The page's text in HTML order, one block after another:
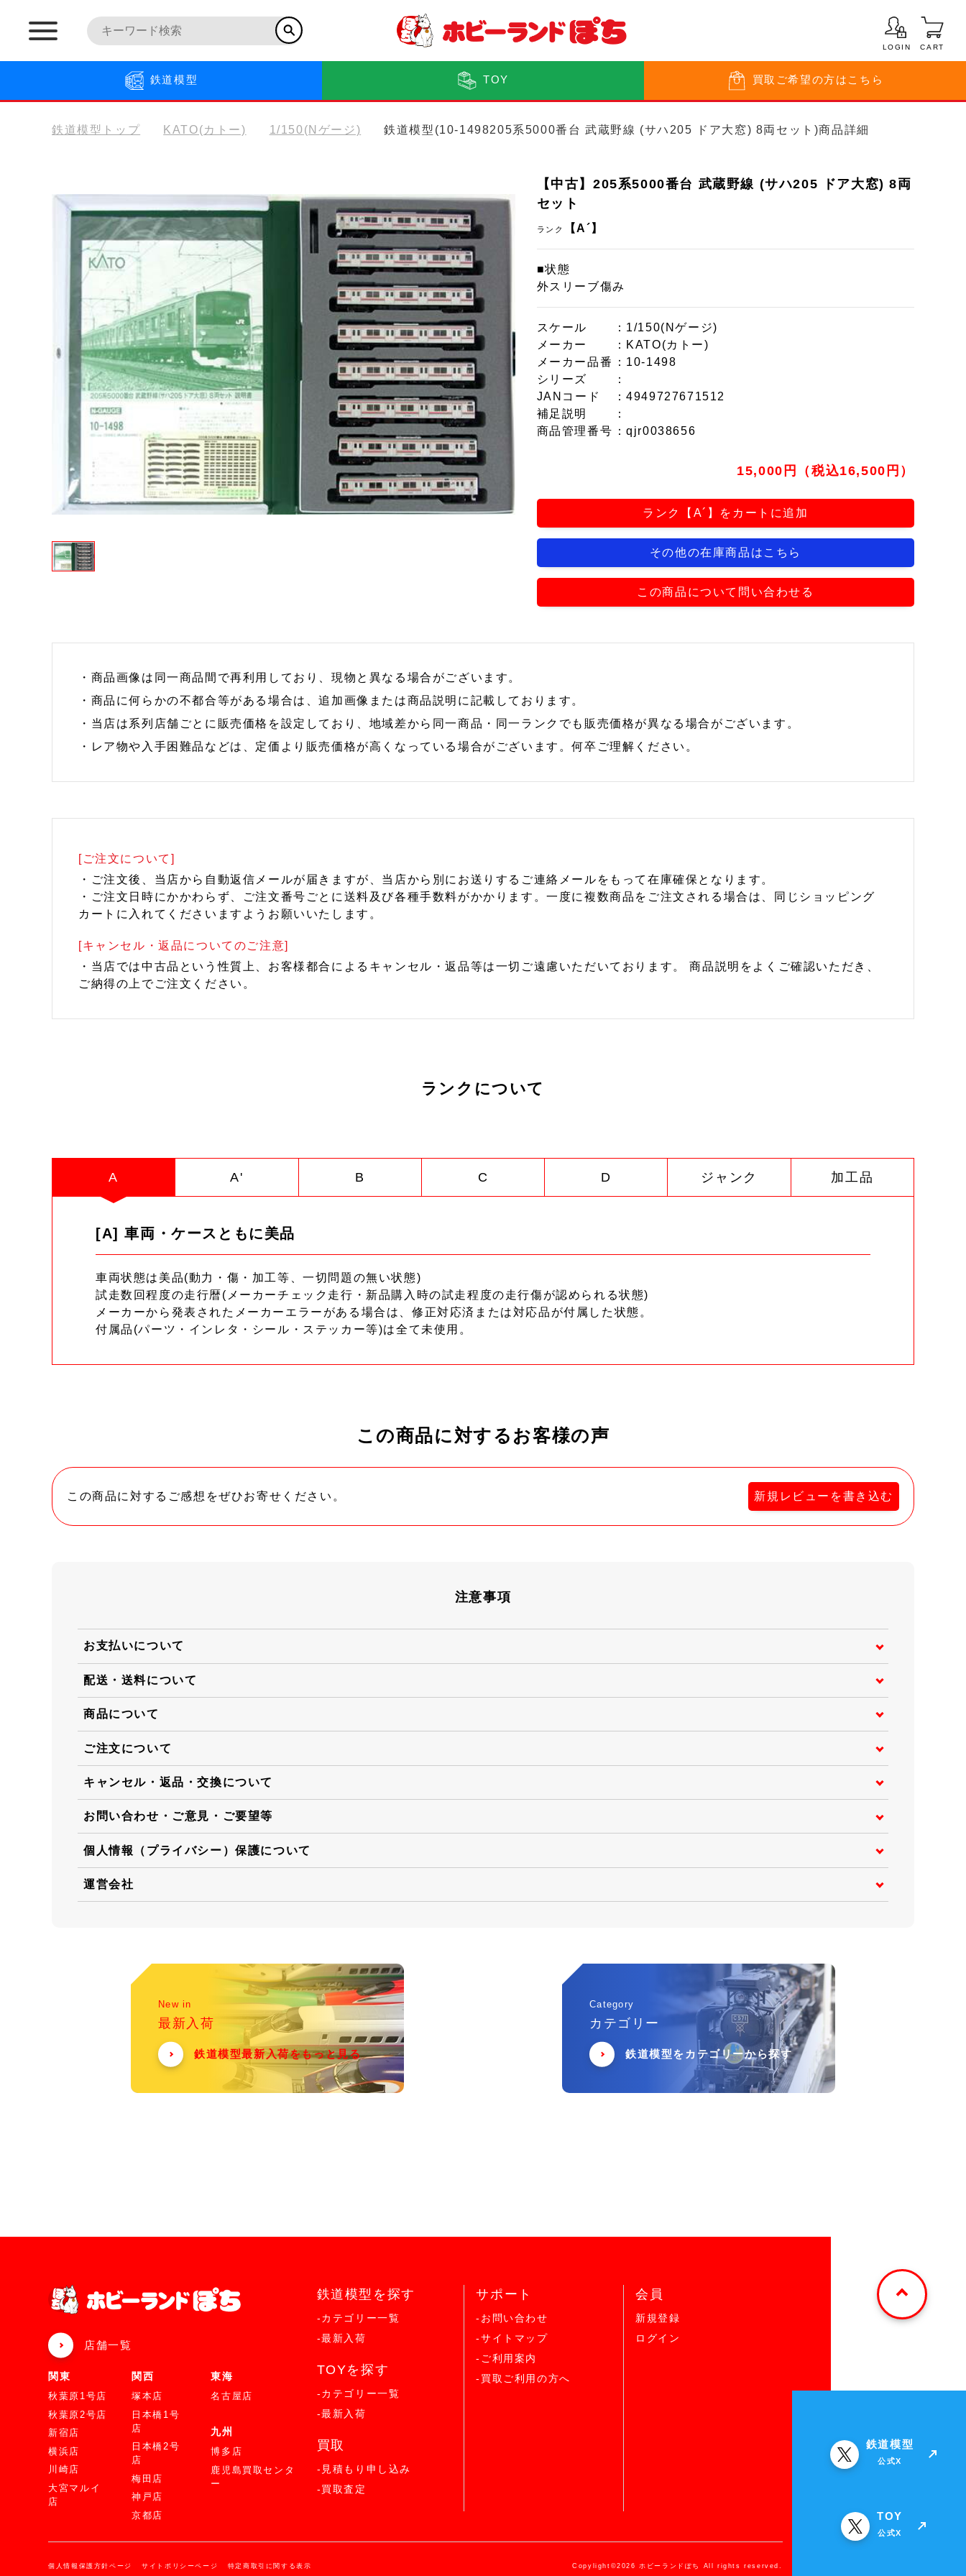
LOGIN CART
鉄道模型 TOY 買取 ご希望の方はこちら
鉄道模型トップ KATO(カトー) 1/150(Nゲージ) 鉄道模型(10-1498205系5000番台 武蔵野線 (サハ205 ドア大窓) 8両セット)商品詳細
【中古】205系5000番台 武蔵野線 (サハ205 ドア大窓) 8両
セット
ランク 【A´】
■状態
外スリーブ傷み
スケール
：1/150(Nゲージ)
メーカー
：KATO(カトー)
メーカー品番
：10-1498
シリーズ
：
JANコード
：4949727671512
補足説明
：
商品管理番号 ：qjr0038656
15,000円（税込16,500円）
ランク【A´】をカートに追加
その他の在庫商品はこちら
この商品について問い合わせる
・商品画像は同一商品間で再利用しており、現物と異なる場合がございます。
・商品に何らかの不都合等がある場合は、追加画像または商品説明に記載しております。
・当店は系列店舗ごとに販売価格を設定しており、地域差から同一商品・同一ランクでも販売価格が異なる場合がございます。
・レア物や入手困難品などは、定価より販売価格が高くなっている場合がございます。何卒ご理解ください。
[ご注文について]
・ご注文後、当店から自動返信メールが届きますが、当店から別にお送りするご連絡メールをもって在庫確保となります。
・ご注文日時にかかわらず、ご注文番号ごとに送料及び各種手数料がかかります。一度に複数商品をご注文される場合は、同じショッピング
カートに入れてくださいますようお願いいたします。
[キャンセル・返品についてのご注意]
・当店では中古品という性質上、お客様都合によるキャンセル・返品等は一切ご遠慮いただいております。 商品説明をよくご確認いただき、
ご納得の上でご注文ください。
ランクについて
A A' B C D ジャンク 加工品
[A] 車両・ケースともに美品
車両状態は美品(動力・傷・加工等、一切問題の無い状態)
試走数回程度の走行暦(メーカーチェック走行・新品購入時の試走程度の走行傷が認められる状態)
メーカーから発表されたメーカーエラーがある場合は、修正対応済または対応品が付属した状態。
付属品(パーツ・インレタ・シール・ステッカー等)は全て未使用。
この商品に対するお客様の声
この商品に対するご感想をぜひお寄せください。 新規レビューを書き込む
注意事項
お支払いについて
配送・送料について
商品について
ご注文について
キャンセル・返品・交換について
お問い合わせ・ご意見・ご要望等
個人情報（プライバシー）保護について
運営会社
New in
最新入荷
鉄道模型最新入荷をもっと見る
Category
カテゴリー
鉄道模型をカテゴリーから探す
店舗一覧
関東
秋葉原1号店
秋葉原2号店
新宿店
横浜店
川崎店
大宮マルイ
店
関西
塚本店
日本橋1号
店
日本橋2号
店
梅田店
神戸店
京都店
東海
名古屋店
九州
博多店
鹿児島買取センタ
ー
鉄道模型を探す
-カテゴリー一覧
-最新入荷
TOYを探す
-カテゴリー一覧
-最新入荷
買取
-見積もり申し込み
-買取査定
サポート
-お問い合わせ
-サイトマップ
-ご利用案内
-買取ご利用の方へ
会員
新規登録
ログイン
個人情報保護方針ページ サイトポリシーページ 特定商取引に関する表示 Copylight©2026 ホビーランドぽち All rights reserved.
鉄道模型
公式X
TOY
公式X